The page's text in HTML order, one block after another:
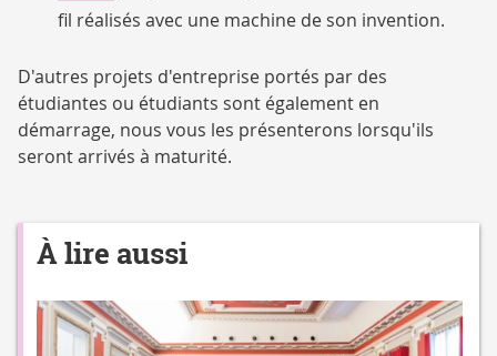
fil réalisés avec une machine de son invention.
D'autres projets d'entreprise portés par des
étudiantes ou étudiants sont également en
démarrage, nous vous les présenterons lorsqu'ils
seront arrivés à maturité.
À lire aussi